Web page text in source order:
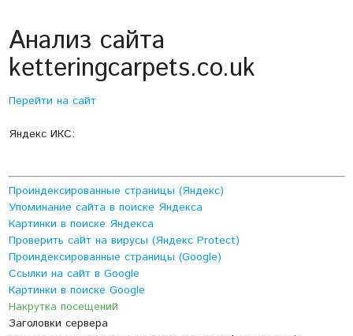
Анализ сайта
ketteringcarpets.co.uk
Перейти на сайт
Яндекс ИКС:
Проиндексированные страницы (Яндекс)
Упоминание сайта в поиске Яндекса
Картинки в поиске Яндекса
Проверить сайт на вирусы (Яндекс Protect)
Проиндексированные страницы (Google)
Ссылки на сайт в Google
Картинки в поиске Google
Накрутка посещений
Заголовки сервера